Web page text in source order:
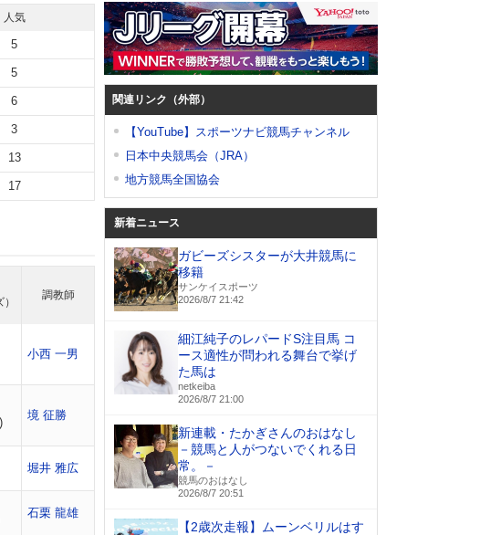
人気
5
5
6
3
13
17
調教師
小西 一男
境 征勝
堀井 雅広
石栗 龍雄
関連リンク（外部）
【YouTube】スポーツナビ競馬チャンネル
日本中央競馬会（JRA）
地方競馬全国協会
新着ニュース
ガビーズシスターが大井競馬に
移籍
サンケイスポーツ
2026/8/7 21:42
細江純子のレパードS注目馬 コ
ース適性が問われる舞台で挙げ
た馬は
netkeiba
2026/8/7 21:00
新連載・たかぎさんのおはなし
－競馬と人がつないでくれる日
常。－
競馬のおはなし
2026/8/7 20:51
【2歳次走報】ムーンベリルはす